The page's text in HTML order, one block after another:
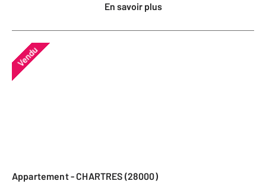
En savoir plus
Vendu
Appartement - CHARTRES (28000)